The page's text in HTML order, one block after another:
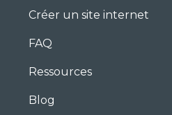
Créer un site internet
FAQ
Ressources
Blog